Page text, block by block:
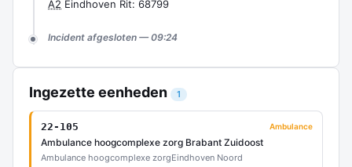
A2 Eindhoven Rit: 68799
Incident afgesloten — 09:24
Ingezette eenheden 1
22-105 Ambulance
Ambulance hoogcomplexe zorg Brabant Zuidoost
Ambulance hoogcomplexe zorgEindhoven Noord